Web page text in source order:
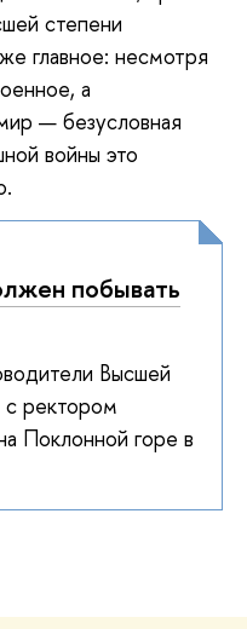
степени
главное: несмотря
а
— безусловная
войны это
побывать
Высшей
с ректором
Поклонной горе в